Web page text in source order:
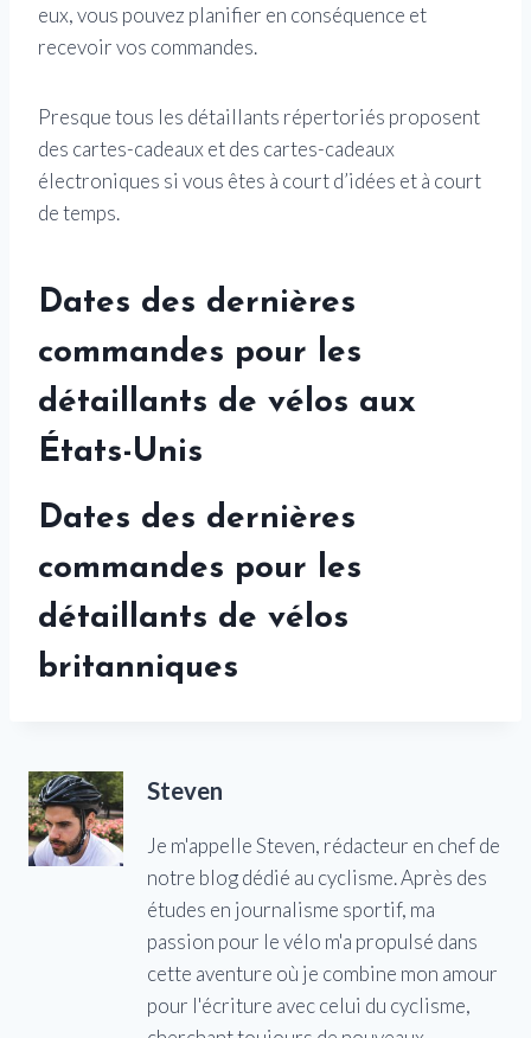
eux, vous pouvez planifier en conséquence et
recevoir vos commandes.
Presque tous les détaillants répertoriés proposent
des cartes-cadeaux et des cartes-cadeaux
électroniques si vous êtes à court d’idées et à court
de temps.
Dates des dernières
commandes pour les
détaillants de vélos aux
États-Unis
Dates des dernières
commandes pour les
détaillants de vélos
britanniques
Steven
Je m'appelle Steven, rédacteur en chef de
notre blog dédié au cyclisme. Après des
études en journalisme sportif, ma
passion pour le vélo m'a propulsé dans
cette aventure où je combine mon amour
pour l'écriture avec celui du cyclisme,